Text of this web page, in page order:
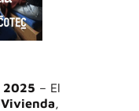
2025 – El
,